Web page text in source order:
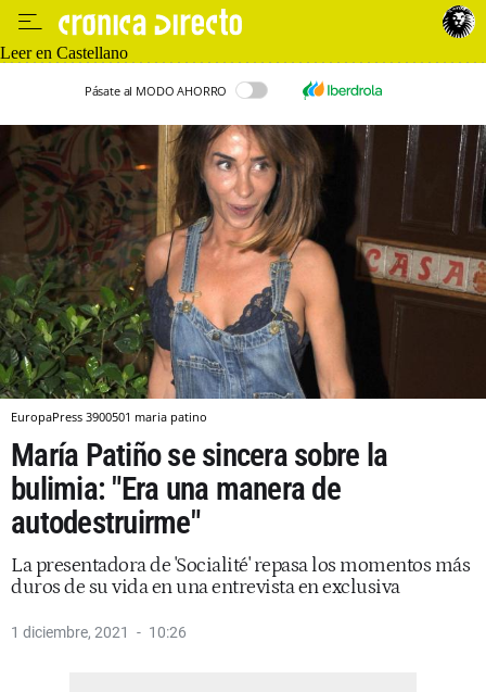
Leer en Castellano
Pásate al MODO AHORRO
EuropaPress 3900501 maria patino
María Patiño se sincera sobre la
bulimia: "Era una manera de
autodestruirme"
La presentadora de 'Socialité' repasa los momentos más
duros de su vida en una entrevista en exclusiva
1 diciembre, 2021 10:26